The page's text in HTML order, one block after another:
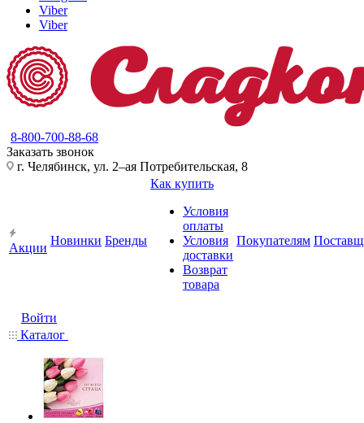
Viber
Viber
8-800-700-88-68
Заказать звонок
г. Челябинск, ул. 2–ая Потребительская, 8
Акции
Новинки Бренды
Как купить
Условия
оплаты
Условия
доставки
Возврат
товара
Покупателям
Войти
Каталог